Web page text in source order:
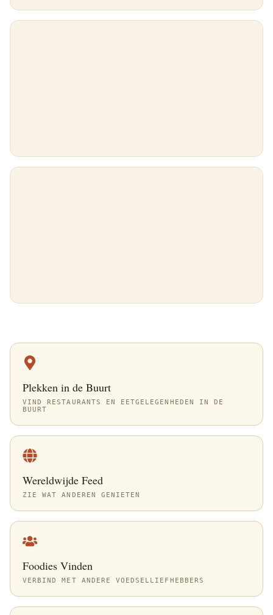
Plekken in de Buurt
VIND RESTAURANTS EN EETGELEGENHEDEN IN DE
BUURT
Wereldwijde Feed
ZIE WAT ANDEREN GENIETEN
Foodies Vinden
VERBIND MET ANDERE VOEDSELLIEFHEBBERS